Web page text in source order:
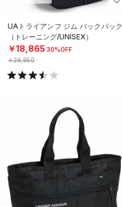
UAトライアンフ ジム バックパック
（トレーニング/UNISEX）
￥18,865 30%OFF
￥26,950